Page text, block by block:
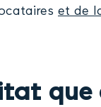
et de
que